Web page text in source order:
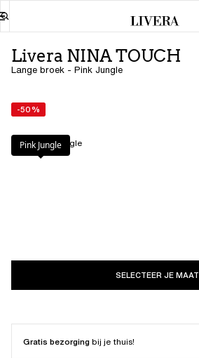
Livera NINA TOUCH
Lange broek - Pink Jungle
-50%
Kleur: Pink Jungle
Pink Jungle
SELECTEER JE MAAT
Gratis bezorgingbij je thuis!